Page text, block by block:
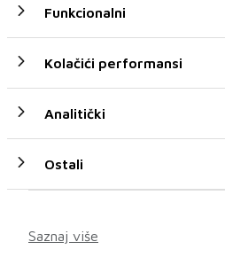
Vijesti
Funkcionalni
Kolačići performansi
Analitički
Ostali
Saznaj više